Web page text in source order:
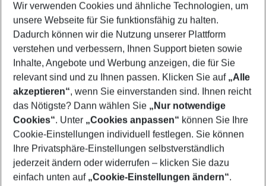
Select your date range
10/08/26–08/08/27 5-8 nights
Who will travel
2 adults No children
Show more filter
Footer
Footer navigation
Wir verwenden Cookies und ähnliche Technologien, um
unsere Webseite für Sie funktionsfähig zu halten.
Dadurch können wir die Nutzung unserer Plattform
verstehen und verbessern, Ihnen Support bieten sowie
Inhalte, Angebote und Werbung anzeigen, die für Sie
relevant sind und zu Ihnen passen. Klicken Sie auf „Alle
akzeptieren“, wenn Sie einverstanden sind. Ihnen reicht
das Nötigste? Dann wählen Sie „Nur notwendige
Cookies“. Unter „Cookies anpassen“ können Sie Ihre
Cookie-Einstellungen individuell festlegen. Sie können
Ihre Privatsphäre-Einstellungen selbstverständlich
jederzeit ändern oder widerrufen – klicken Sie dazu
einfach unten auf „Cookie-Einstellungen ändern“.